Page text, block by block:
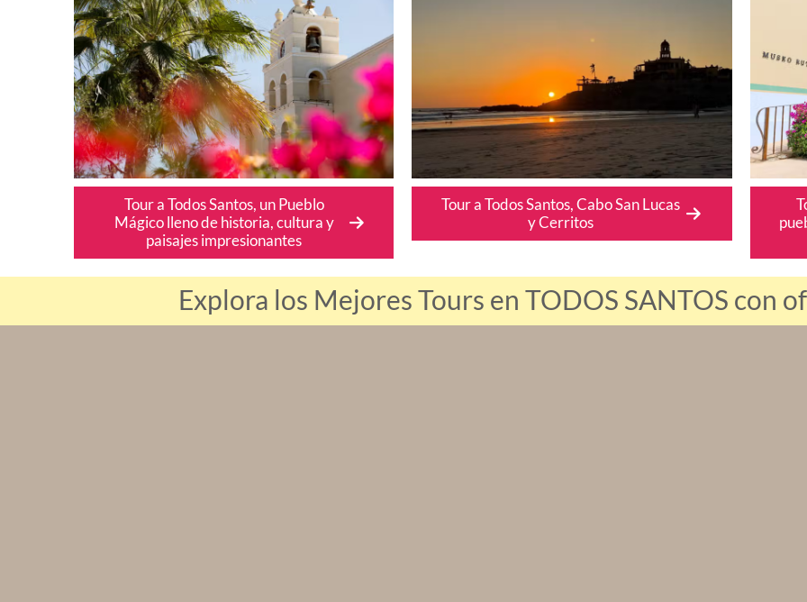
Tour a Todos Santos, un Pueblo
Mágico lleno de historia, cultura y
paisajes impresionantes
Tour a Todos Santos, Cabo San Lucas
y Cerritos
Explora los Mejores Tours en TODOS SANTOS con